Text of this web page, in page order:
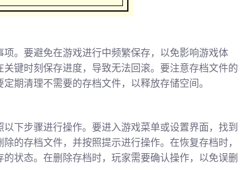
。要避免在游戏进行中频繁保存，以免影响游戏体
键时刻保存进度，导致无法回滚。要注意存档文件的
期清理不需要的存档文件，以释放存储空间。
下步骤进行操作。要进入游戏菜单或设置界面，找到
的存档文件，并按照提示进行操作。在恢复存档时，
状态。在删除存档时，玩家需要确认操作，以免误删